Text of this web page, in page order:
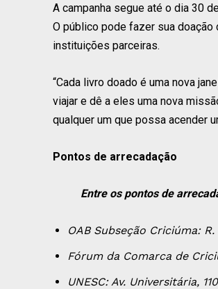
A campanha segue até o dia 30
O público pode fazer sua
instituições parceiras.
“Cada livro doado é uma nova
viajar e dê a eles uma nova
qualquer um que possa acender
Pontos de arrecadação
Entre os pontos de
OAB Subseção Criciúma:
Fórum da Comarca de
UNESC: Av. Universitária,